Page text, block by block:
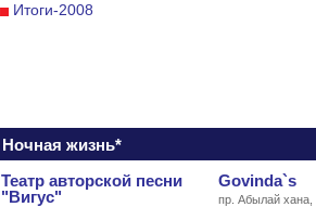
Итоги-2008
Ночная жизнь*
Театр авторской песни
"Вигус"
Govinda`s
пр. Абылай хана,